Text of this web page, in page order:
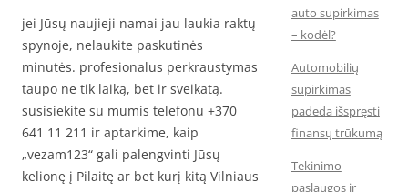
jei Jūsų naujieji namai jau laukia raktų
spynoje, nelaukite paskutinės
minutės. profesionalus perkraustymas
taupo ne tik laiką, bet ir sveikatą.
susisiekite su mumis telefonu +370
641 11 211 ir aptarkime, kaip
„vezam123“ gali palengvinti Jūsų
kelionę į Pilaitę ar bet kurį kitą Vilniaus
auto supirkimas
– kodėl?
Automobilių
supirkimas
padeda išspręsti
finansų trūkumą
Tekinimo
paslaugos ir